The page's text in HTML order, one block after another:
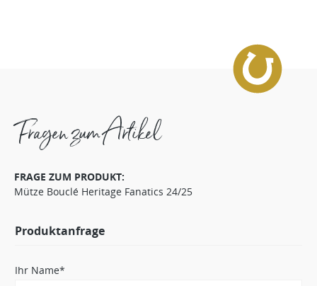
Fragen zum Artikel
FRAGE ZUM PRODUKT:
Mütze Bouclé Heritage Fanatics 24/25
Produktanfrage
Ihr Name*